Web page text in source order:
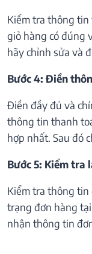
Kiểm tra thông tin
giỏ hàng có đúng
hãy chỉnh sửa và
Bước 4: Điền
Điền đầy đủ và
thông tin thanh
hợp nhất. Sau đó
Bước 5: Kiểm tra
Kiểm tra thông
trạng đơn hàng
nhận thông tin